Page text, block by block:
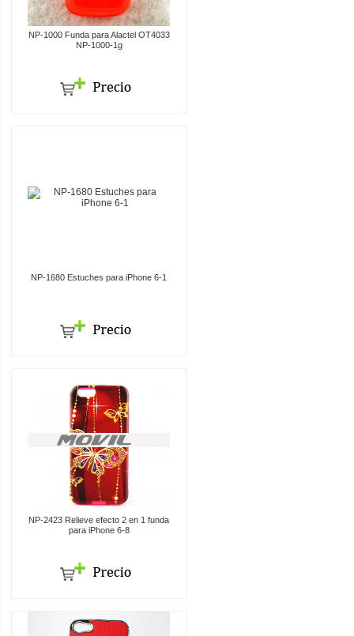
NP-1000 Funda para Alactel OT4033
NP-1000-1g
NP-1680 Estuches para iPhone 6-1
NP-2423 Relieve efecto 2 en 1 funda
para iPhone 6-8